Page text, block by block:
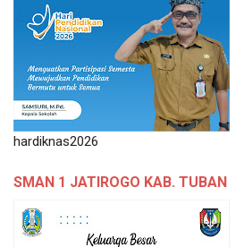
hardiknas2026
SMAN 1 JATIROGO KAB. TUBAN